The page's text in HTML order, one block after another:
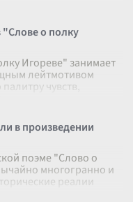
"Слове о полку
Игореве" занимает
лейтмотивом
чувств,
в произведении
поэме "Слово о
многогранно и
реалии